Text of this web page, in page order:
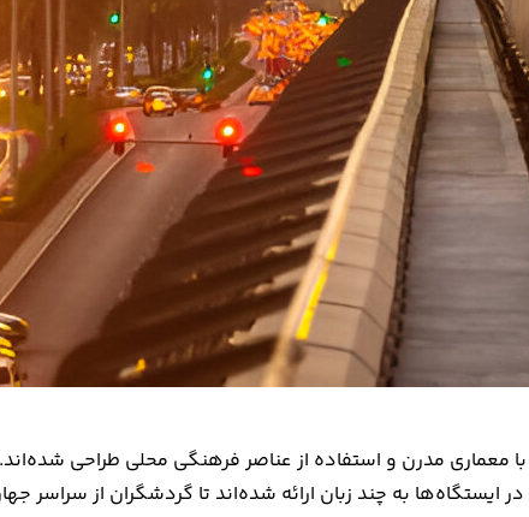
مدرن و استفاده از عناصر فرهنگی محلی طراحی شده‌اند.
به چند زبان ارائه شده‌اند تا گردشگران از سراسر